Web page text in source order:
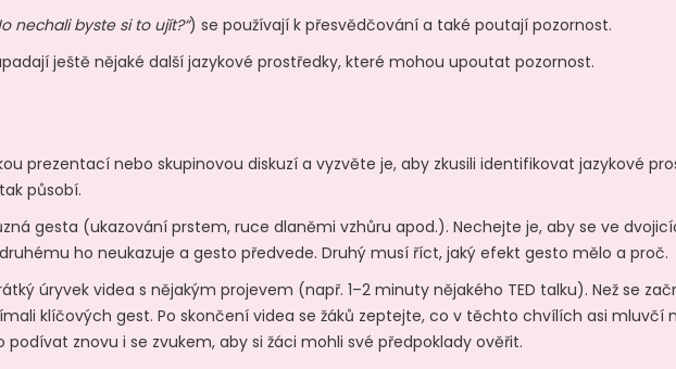
nechali byste si to ujít?“) se používají k přesvědčování a také poutají pozornost.
ještě nějaké další jazykové prostředky, které mohou upoutat pozornost.
prezentací nebo skupinovou diskuzí a vyzvěte je, aby zkusili identifikovat jazykové
působí.
gesta (ukazování prstem, ruce dlaněmi vzhůru apod.). Nechejte je, aby se ve
ho neukazuje a gesto předvede. Druhý musí říct, jaký efekt gesto mělo a proč.
úryvek videa s nějakým projevem (např. 1–2 minuty nějakého TED talku). Než se
klíčových gest. Po skončení videa se žáků zeptejte, co v těchto chvílích asi
znovu i se zvukem, aby si žáci mohli své předpoklady ověřit.